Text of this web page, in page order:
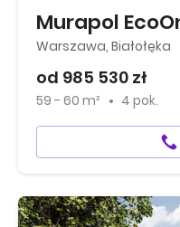
Murapol
Warszawa, Białołęka
od 985 530 zł
59 - 60 m² 4 pok.